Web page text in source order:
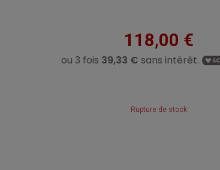
118,00 €
Rupture de stock